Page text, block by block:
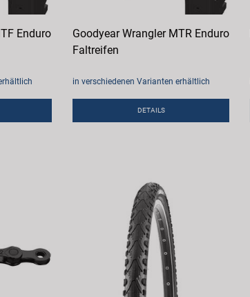
Enduro
Goodyear Wrangler MTR Enduro
Faltreifen
in verschiedenen Varianten erhältlich
DETAILS